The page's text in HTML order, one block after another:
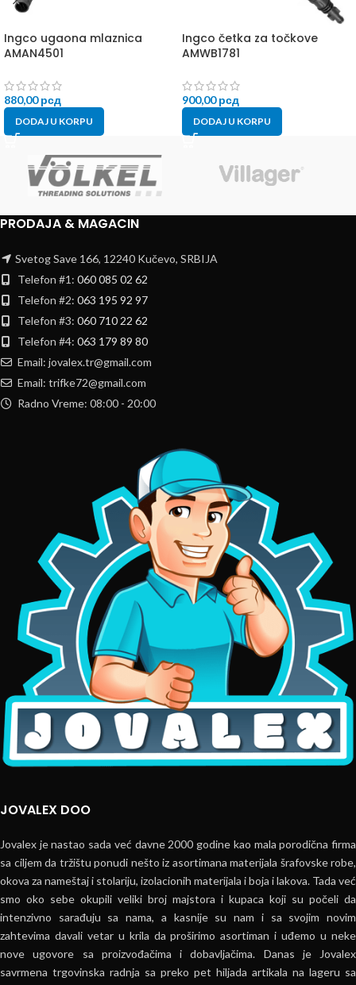
Ingco ugaona mlaznica
AMAN4501
880,00рсд
DODAJ U KORPU
Ingco četka za točkove
AMWB1781
900,00рсд
DODAJ U KORPU
PRODAJA & MAGACIN
Svetog Save 166, 12240 Kučevo, SRBIJA
Telefon #1: 060 085 02 62
Telefon #2: 063 195 92 97
Telefon #3: 060 710 22 62
Telefon #4: 063 179 89 80
Email: jovalex.tr@gmail.com
Email: trifke72@gmail.com
Radno Vreme: 08:00 - 20:00
JOVALEX DOO
Jovalex je nastao sada već davne 2000 godine kao mala porodična firma
sa ciljem da tržištu ponudi nešto iz asortimana materijala šrafovske robe,
okova za nameštaj i stolariju, izolacionih materijala i boja i lakova. Tada već
smo oko sebe okupili veliki broj majstora i kupaca koji su počeli da
intenzivno sarađuju sa nama, a kasnije su nam i sa svojim novim
zahtevima davali vetar u krila da proširimo asortiman i uđemo u neke
nove ugovore sa proizvođačima i dobavljačima. Danas je Jovalex
savrmena trgovinska radnja sa preko pet hiljada artikala na lageru sa